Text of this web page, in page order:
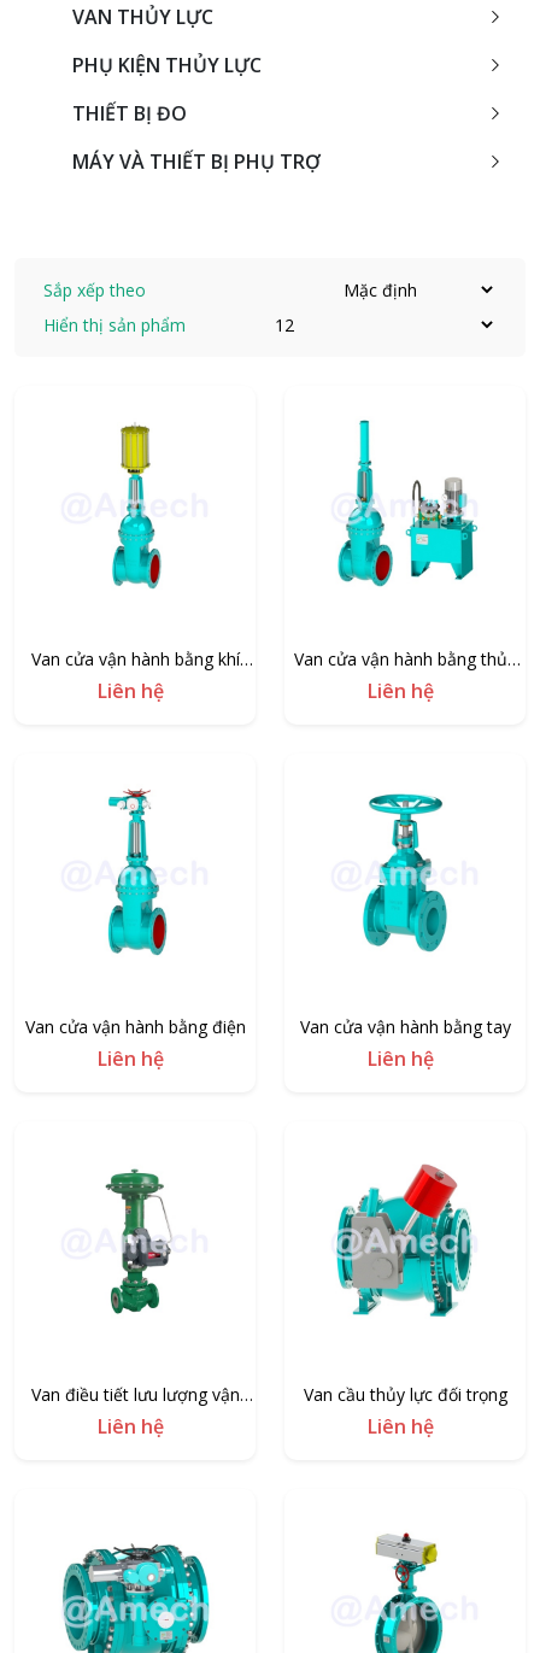
VAN THỦY LỰC
PHỤ KIỆN THỦY LỰC
THIẾT BỊ ĐO
MÁY VÀ THIẾT BỊ PHỤ TRỢ
Sắp xếp theo
Hiển thị sản phẩm
Van cửa vận hành bằng khí
nén
Liên hệ
Van cửa vận hành bằng thủy
lực
Liên hệ
Van cửa vận hành bằng điện
Liên hệ
Van cửa vận hành bằng tay
Liên hệ
Van điều tiết lưu lượng vận
hành khí nén
Liên hệ
Van cầu thủy lực đối trọng
Liên hệ